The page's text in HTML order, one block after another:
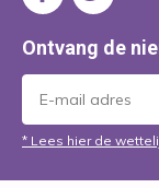
Ontvang de
* Lees hier de